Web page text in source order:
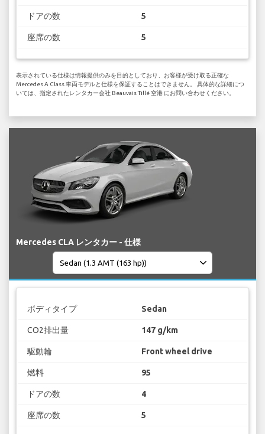
ドアの数 5
座席の数 5
表示されている仕様は情報提供のみを目的としており、お客様が受け取る正確な
Mercedes A Class 車両モデルと仕様を保証することはできません。 具体的な詳細につ
いては、指定されたレンタカー会社 Beauvais Tillé 空港 にお問い合わせください。
Mercedes CLA レンタカー - 仕様
ボディタイプ Sedan
CO2排出量 147 g/km
駆動輪 Front wheel drive
燃料 95
ドアの数 4
座席の数 5